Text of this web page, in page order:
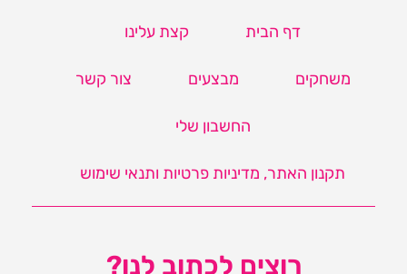
דף הבית קצת עלינו
משחקים מבצעים צור קשר
החשבון שלי
תקנון האתר, מדיניות פרטיות ותנאי שימוש
רוצים לכתוב לנו?